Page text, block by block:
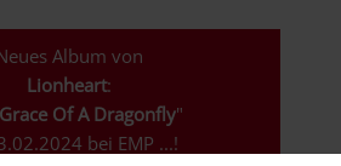
Album von
Lionheart:
Of A Dragonfly"
bei EMP ...!